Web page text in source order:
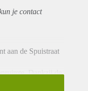
je contact
aan de Spuistraat
Dankzij de
voorzieningen